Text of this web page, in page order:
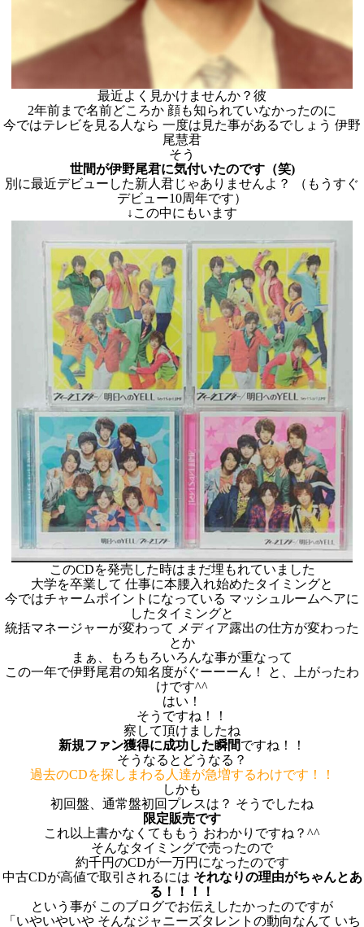
最近よく見かけませんか？彼
2年前まで名前どころか 顔も知られていなかったのに
今ではテレビを見る人なら 一度は見た事があるでしょう 伊野
尾慧君
そう
世間が伊野尾君に気付いたのです（笑)
別に最近デビューした新人君じゃありませんよ？ （もうすぐ
デビュー10周年です）
↓この中にもいます
このCDを発売した時はまだ埋もれていました
大学を卒業して 仕事に本腰入れ始めたタイミングと
今ではチャームポイントになっている マッシュルームヘアに
したタイミングと
統括マネージャーが変わって メディア露出の仕方が変わった
とか
まぁ、もろもろいろんな事が重なって
この一年で伊野尾君の知名度がぐーーーん！ と、上がったわ
けです^^
はい！
そうですね！！
察して頂けましたね
新規ファン獲得に成功した瞬間ですね！！
そうなるとどうなる？
過去のCDを探しまわる人達が急増するわけです！！
しかも
初回盤、通常盤初回プレスは？ そうでしたね
限定販売です
これ以上書かなくてももう おわかりですね？^^
そんなタイミングで売ったので
約千円のCDが一万円になったのです
中古CDが高値で取引されるには それなりの理由がちゃんとあ
る！！！！
という事が このブログでお伝えしたかったのですが
「いやいやいや そんなジャニーズタレントの動向なんて いち